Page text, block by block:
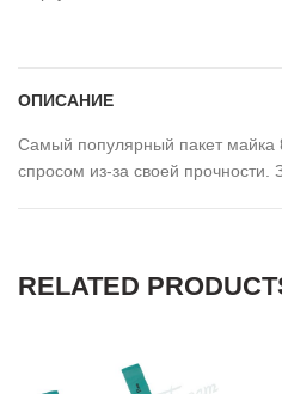
ОПИСАНИЕ
Самый популярный пакет майка
спросом из-за своей прочности.
RELATED